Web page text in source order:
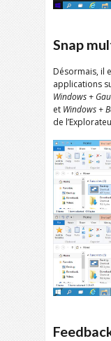
Snap
Désormais, il
applications
Windows +
et Windows +
de